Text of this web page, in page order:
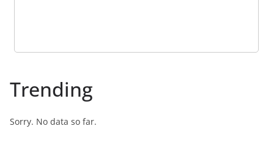
Trending
Sorry. No data so far.